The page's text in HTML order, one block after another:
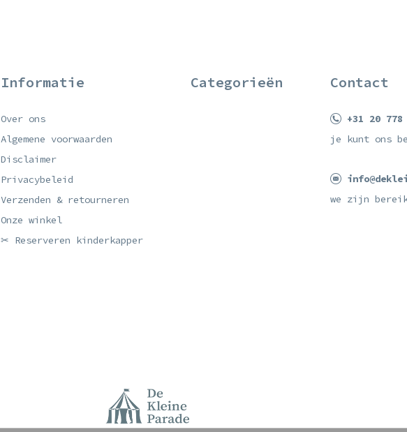
Informatie
Over ons
Algemene voorwaarden
Disclaimer
Privacybeleid
Verzenden & retourneren
Onze winkel
✂ Reserveren kinderkapper
Categorieën Contact
+31 20
je kunt ons
we zijn